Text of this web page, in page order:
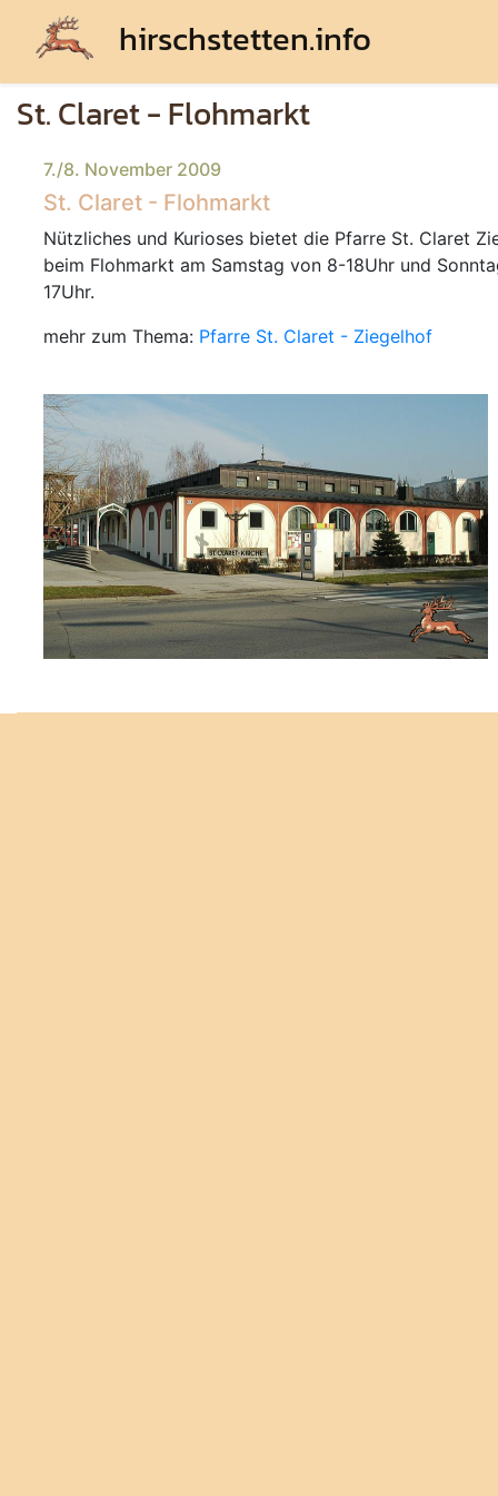
hirschstetten.info
St. Claret - Flohmarkt
7./8. November 2009
St. Claret - Flohmarkt
Nützliches und Kurioses bietet die Pfarre St. Claret
beim Flohmarkt am Samstag von 8-18Uhr und
17Uhr.
mehr zum Thema: Pfarre St. Claret - Ziegelhof